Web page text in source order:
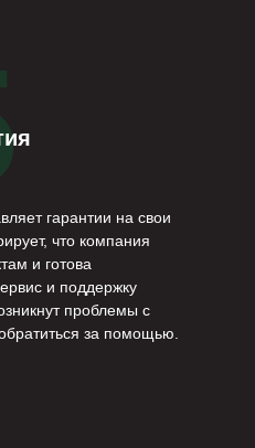
гарантии на свои
что компания
и готова
и поддержку
проблемы с
за помощью.